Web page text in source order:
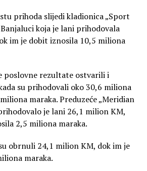
prihoda slijedi kladionica „Sport
koja je lani prihodovala
im je dobit iznosila 10,5 miliona
poslovne rezultate ostvarili i
su prihodovali oko 30,6 miliona
maraka. Preduzeće „Meridian
je lani 26,1 milion KM,
2,5 miliona maraka.
obrnuli 24,1 milion KM, dok im je
maraka.